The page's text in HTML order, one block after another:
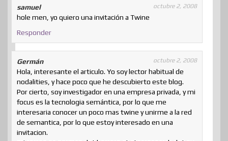
samuel octubre 2, 2008
hole men, yo quiero una invitación a Twine
Responder
Germán octubre 2, 2008
Hola, interesante el articulo. Yo soy lector habitual de
nodalities, y hace poco que he descubierto este blog.
Por cierto, soy investigador en una empresa privada, y mi
focus es la tecnologia semántica, por lo que me
interesaria conocer un poco mas twine y unirme a la red
de semantica, por lo que estoy interesado en una
invitacion.